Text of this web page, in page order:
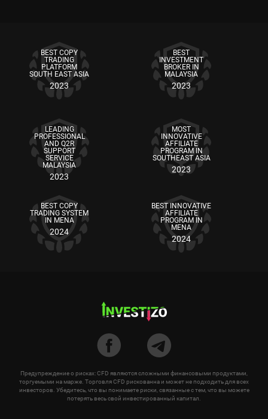
BEST COPY
TRADING
PLATFORM
SOUTH EAST ASIA
2023
BEST
INVESTMENT
BROKER IN
MALAYSIA
2023
LEADING
PROFESSIONAL
AND Q2R
SUPPORT
SERVICE
MALAYSIA
2023
MOST
INNOVATIVE
AFFILIATE
PROGRAM IN
SOUTHEAST ASIA
2023
BEST COPY
TRADING SYSTEM
IN MENA
2024
BEST INNOVATIVE
AFFILIATE
PROGRAM IN
MENA
2024
Предупреждение о рисках: CFD являются сложными финансовыми продуктами,
торгуемыми на марже. Торговля CFD рискованна и может не подходить для всех
инвесторов. Убедитесь, что вы понимаете риски, связанные с тем, что вы можете
потерять весь свой инвестированный капитал.